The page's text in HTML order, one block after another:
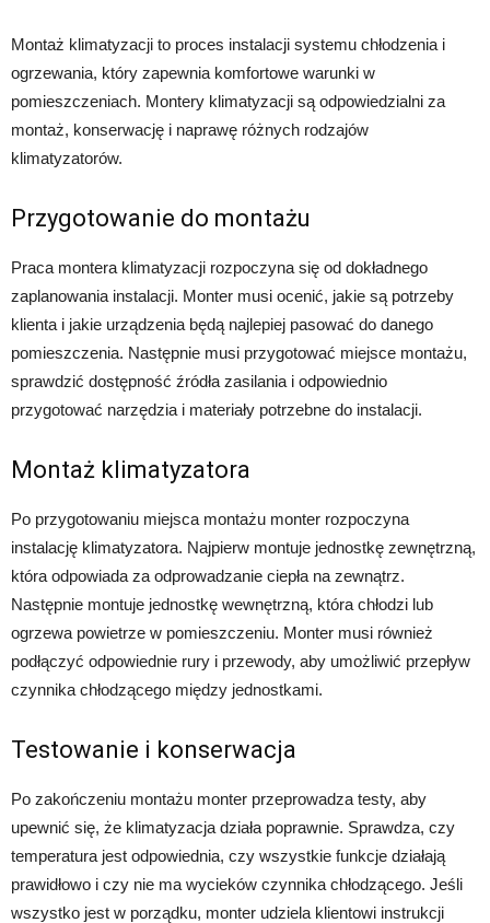
Montaż klimatyzacji to proces instalacji systemu chłodzenia i
ogrzewania, który zapewnia komfortowe warunki w
pomieszczeniach. Montery klimatyzacji są odpowiedzialni za
montaż, konserwację i naprawę różnych rodzajów
klimatyzatorów.
Przygotowanie do montażu
Praca montera klimatyzacji rozpoczyna się od dokładnego
zaplanowania instalacji. Monter musi ocenić, jakie są potrzeby
klienta i jakie urządzenia będą najlepiej pasować do danego
pomieszczenia. Następnie musi przygotować miejsce montażu,
sprawdzić dostępność źródła zasilania i odpowiednio
przygotować narzędzia i materiały potrzebne do instalacji.
Montaż klimatyzatora
Po przygotowaniu miejsca montażu monter rozpoczyna
instalację klimatyzatora. Najpierw montuje jednostkę zewnętrzną,
która odpowiada za odprowadzanie ciepła na zewnątrz.
Następnie montuje jednostkę wewnętrzną, która chłodzi lub
ogrzewa powietrze w pomieszczeniu. Monter musi również
podłączyć odpowiednie rury i przewody, aby umożliwić przepływ
czynnika chłodzącego między jednostkami.
Testowanie i konserwacja
Po zakończeniu montażu monter przeprowadza testy, aby
upewnić się, że klimatyzacja działa poprawnie. Sprawdza, czy
temperatura jest odpowiednia, czy wszystkie funkcje działają
prawidłowo i czy nie ma wycieków czynnika chłodzącego. Jeśli
wszystko jest w porządku, monter udziela klientowi instrukcji